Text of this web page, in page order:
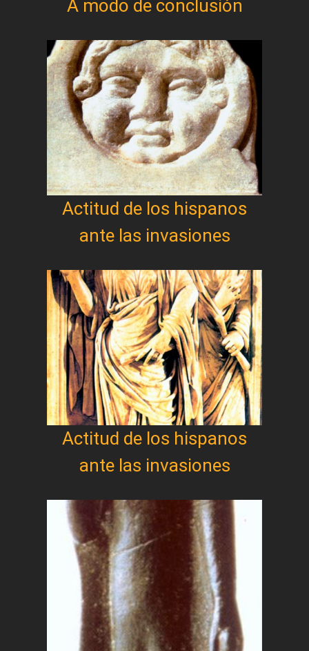
A modo de conclusión
Actitud de los hispanos
ante las invasiones
Actitud de los hispanos
ante las invasiones